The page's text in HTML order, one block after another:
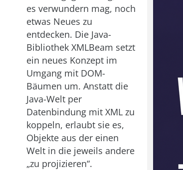
es verwundern mag, noch
etwas Neues zu
entdecken. Die Java-
Bibliothek XMLBeam setzt
ein neues Konzept im
Umgang mit DOM-
Bäumen um. Anstatt die
Java-Welt per
Datenbindung mit XML zu
koppeln, erlaubt sie es,
Objekte aus der einen
Welt in die jeweils andere
„zu projizieren“.